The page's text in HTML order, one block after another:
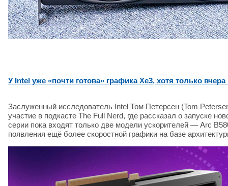
У Intel уже «почти готова» графика Xe3, хотя только
Заслуженный исследователь Intel Том Петерсен (Tom
участие в подкасте The Full Nerd, где рассказал о запуске
серии пока входят только две модели ускорителей — Arc
появления ещё более скоростной графики на базе